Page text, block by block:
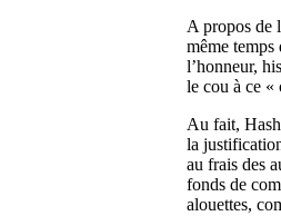
A propos de
même temps
l’honneur,
le cou à ce
Au fait,
la
au frais des
fonds de
alouettes,